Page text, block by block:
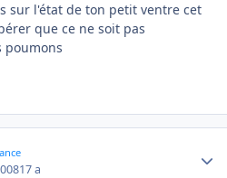
sur l'état de ton petit ventre cet
que ce ne soit pas
poumons
17 a